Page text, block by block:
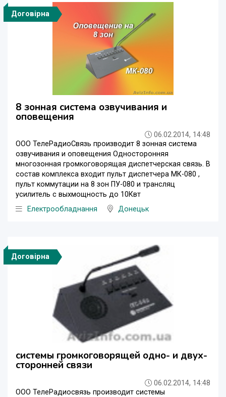
Договірна
8 зонная система озвучивания и
оповещения
06.02.2014, 14:48
ООО ТелеРадиоСвязь производит 8 зонная система
озвучивания и оповещения Односторонняя
многозонная громкоговорящая диспетчерская связь. В
состав комплекса входит пульт диспетчера МК-080 ,
пульт коммутации на 8 зон ПУ-080 и трансляц
усилитель с выхмощность до 10Квт
Електрообладнання
Донецьк
Договірна
системы громкоговорящей одно- и двух-
сторонней связи
06.02.2014, 14:48
ООО ТелеРадиосвязь производит системы